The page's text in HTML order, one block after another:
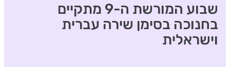
שבוע המורשת ה-9 מתקיים
בחנוכה בסימן שירה עברית
וישראלית